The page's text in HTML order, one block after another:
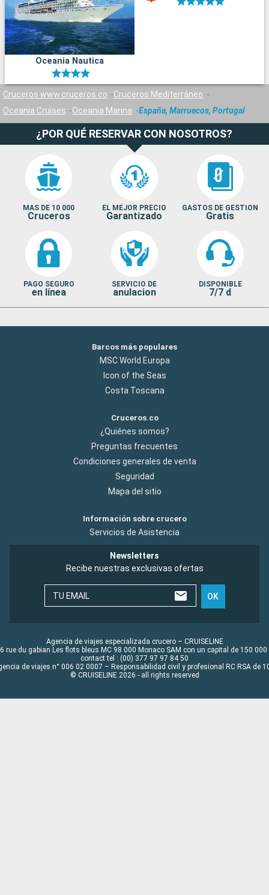
Oceania Nautica
Cruceros www.cruceros.co
Cruceros Mediterráneo
Oceania Cruises
Oceania Marina España, Marruecos, Portugal
¿POR QUÉ RESERVAR CON NOSOTROS?
MAS DE 10 000
Cruceros
EL MEJOR PRECIO
Garantizado
GASTOS DE GESTION
Gratis
PAGO SEGURO
en línea
SERVICIO DE
anulacion
DISPONIBLE
7/7 d
Barcos más populares
MSC World Europa
Icon of the Seas
Costa Toscana
Cruceros.co
¿Quiénes somos?
Preguntas frecuentes
Condiciones generales de venta
Seguridad
Mapa del sitio
Información sobre crucero
Servicios de Asistencia
Newsletters
Recibe nuestras exclusivas ofertas
TU EMAIL OK
Agencia de viajes especializada crucero – CRUISELINE
rue du gabian Les flots bleus MC 98 000 Monaco SAM con un capital de 150 000
contact tel : (00) 377 97 97 84 50
de viajes n° 006 02 0007 – Responsabilidad civil y profesional RC RSA de
© CRUISELINE 2026 - all rights reserved